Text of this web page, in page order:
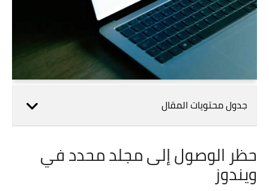
جدول محتويات المقال
حظر الوصول إلى مجلد محدد في
ويندوز